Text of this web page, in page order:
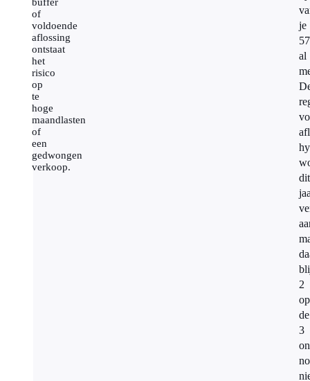
of
voldoende
aflossing
ontstaat
het
risico
op
te
hoge
maandlasten
of
een
gedwongen
verkoop.
je
al
dit
2
op
de
3